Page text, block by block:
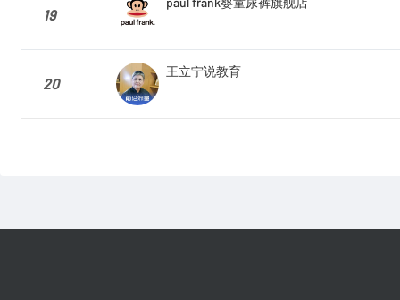
19
20
王立宁说教育